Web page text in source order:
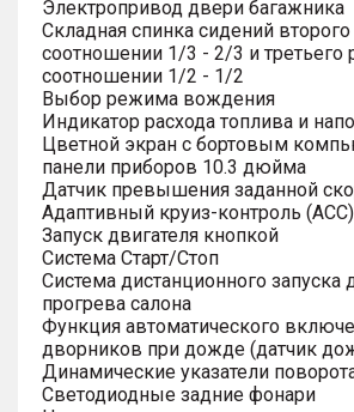
Электропривод двери багажника
Складная спинка сидений
соотношении 1/3 - 2/3 и третьего
соотношении 1/2 - 1/2
Выбор режима вождения
Индикатор расхода топлива и
Цветной экран с бортовым
панели приборов 10.3 дюйма
Датчик превышения заданной
Адаптивный круиз-контроль (ACC)
Запуск двигателя кнопкой
Система Старт/Стоп
Система дистанционного запуска
прогрева салона
Функция автоматического
дворников при дожде (датчик
Динамические указатели
Светодиодные задние фонари